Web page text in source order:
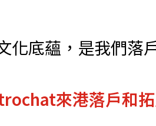
底蘊，是我們落
來港落戶和拓